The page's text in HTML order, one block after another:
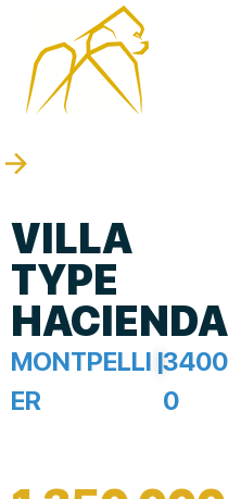
VILLA
TYPE
HACIENDA
MONTPELLI
ER
|3400
0